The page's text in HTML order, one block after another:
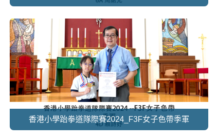
香港小學跆拳道隊際賽2024_F3F女子色帶季軍